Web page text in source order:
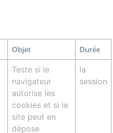
Objet Durée
Teste si le
navigateur
autorise les
cookies et si le
site peut en
dépose
la
session